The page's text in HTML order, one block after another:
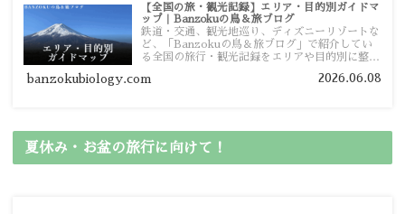
【全国の旅・観光記録】エリア・目的別ガイドマ
ップ｜Banzokuの鳥＆旅ブログ
鉄道・交通、観光地巡り、ディズニーリゾートな
ど、「Banzokuの鳥＆旅ブログ」で紹介してい
る全国の旅行・観光記録をエリアや目的別に整理
ガイドマップからスムーズに見つけていただけま
banzokubiology.com 2026.06.08
夏休み・お盆の旅行に向けて！